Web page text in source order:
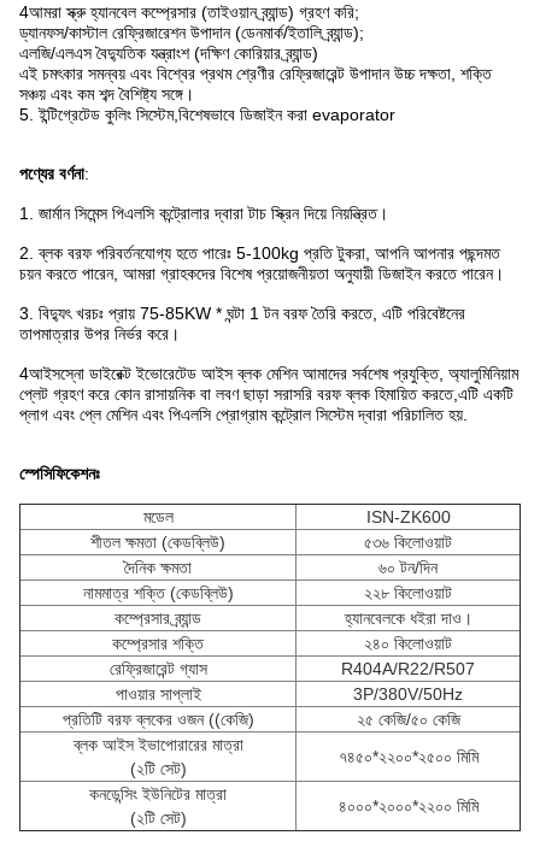
4আমরা স্ক্রু হ্যানবেল কম্প্রেসার (তাইওয়ান ব্র্যান্ড) গ্রহণ করি;
ড্যানফস/কাস্টাল রেফ্রিজারেশন উপাদান (ডেনমার্ক/ইতালি ব্র্যান্ড);
এলজি/এলএস বৈদ্যুতিক যন্ত্রাংশ (দক্ষিণ কোরিয়ার ব্র্যান্ড)
এই চমৎকার সমন্বয় এবং বিশ্বের প্রথম শ্রেণীর রেফ্রিজারেন্ট উপাদান উচ্চ দক্ষতা, শক্তি
সঞ্চয় এবং কম শব্দ বৈশিষ্ট্য সঙ্গে।
5. ইন্টিগ্রেটেড কুলিং সিস্টেম,বিশেষভাবে ডিজাইন করা evaporator
পণ্যের বর্ণনা:
1. জার্মান সিমেন্স পিএলসি কন্ট্রোলার দ্বারা টাচ স্ক্রিন দিয়ে নিয়ন্ত্রিত।
2. ব্লক বরফ পরিবর্তনযোগ্য হতে পারেঃ 5-100kg প্রতি টুকরা, আপনি আপনার পছন্দমত
চয়ন করতে পারেন, আমরা গ্রাহকদের বিশেষ প্রয়োজনীয়তা অনুযায়ী ডিজাইন করতে পারেন।
3. বিদ্যুৎ খরচঃ প্রায় 75-85KW * ঘন্টা 1 টন বরফ তৈরি করতে, এটি পরিবেষ্টনের
তাপমাত্রার উপর নির্ভর করে।
4আইসস্নো ডাইরেক্ট ইভোরেটেড আইস ব্লক মেশিন আমাদের সর্বশেষ প্রযুক্তি, অ্যালুমিনিয়াম
প্লেট গ্রহণ করে কোন রাসায়নিক বা লবণ ছাড়া সরাসরি বরফ ব্লক হিমায়িত করতে,এটি একটি
প্লাগ এবং প্লে মেশিন এবং পিএলসি প্রোগ্রাম কন্ট্রোল সিস্টেম দ্বারা পরিচালিত হয়.
স্পেসিফিকেশনঃ
মডেল
ISN-ZK600
শীতল ক্ষমতা (কেডব্লিউ)
৫৩৬ কিলোওয়াট
দৈনিক ক্ষমতা
৬০ টন/দিন
নামমাত্র শক্তি (কেডব্লিউ)
২২৮ কিলোওয়াট
কম্প্রেসার ব্র্যান্ড
হ্যানবেলকে ধইরা দাও।
কম্প্রেসার শক্তি
২৪০ কিলোওয়াট
রেফ্রিজারেন্ট গ্যাস
R404A/R22/R507
পাওয়ার সাপ্লাই
3P/380V/50Hz
প্রতিটি বরফ ব্লকের ওজন ((কেজি)
২৫ কেজি/৫০ কেজি
ব্লক আইস ইভাপোরারের মাত্রা
(২টি সেট)
৭৪৫০*২২০০*২৫০০ মিমি
কনডেন্সিং ইউনিটের মাত্রা
(২টি সেট)
৪০০০*২০০০*২২০০ মিমি